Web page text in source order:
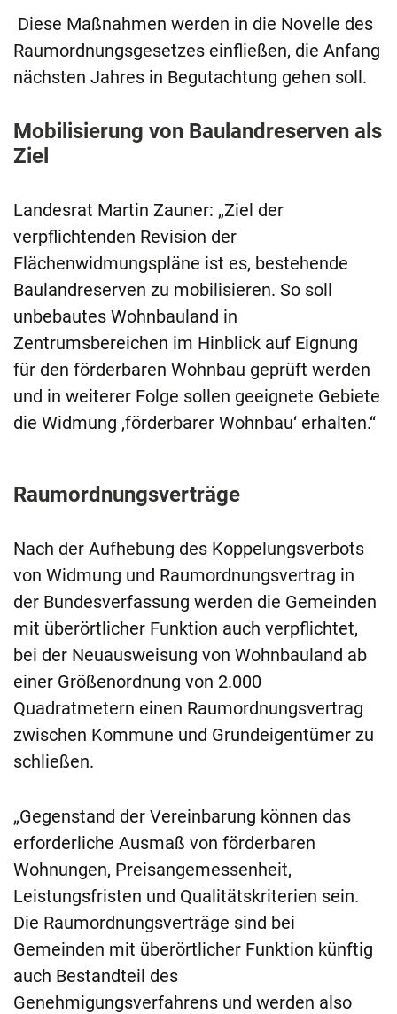
Diese Maßnahmen werden in die Novelle des
Raumordnungsgesetzes einfließen, die Anfang
nächsten Jahres in Begutachtung gehen soll.
Mobilisierung von Baulandreserven als
Ziel
Landesrat Martin Zauner: „Ziel der
verpflichtenden Revision der
Flächenwidmungspläne ist es, bestehende
Baulandreserven zu mobilisieren. So soll
unbebautes Wohnbauland in
Zentrumsbereichen im Hinblick auf Eignung
für den förderbaren Wohnbau geprüft werden
und in weiterer Folge sollen geeignete Gebiete
die Widmung ‚förderbarer Wohnbau‘ erhalten.“
Raumordnungsverträge
Nach der Aufhebung des Koppelungsverbots
von Widmung und Raumordnungsvertrag in
der Bundesverfassung werden die Gemeinden
mit überörtlicher Funktion auch verpflichtet,
bei der Neuausweisung von Wohnbauland ab
einer Größenordnung von 2.000
Quadratmetern einen Raumordnungsvertrag
zwischen Kommune und Grundeigentümer zu
schließen.
„Gegenstand der Vereinbarung können das
erforderliche Ausmaß von förderbaren
Wohnungen, Preisangemessenheit,
Leistungsfristen und Qualitätskriterien sein.
Die Raumordnungsverträge sind bei
Gemeinden mit überörtlicher Funktion künftig
auch Bestandteil des
Genehmigungsverfahrens und werden also